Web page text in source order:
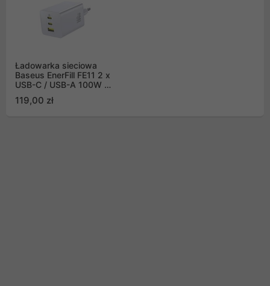
Ładowarka sieciowa
Baseus EnerFill FE11 2 x
USB-C / USB-A 100W -
119,00 zł